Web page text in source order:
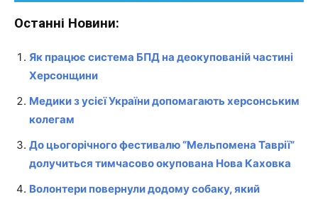
Останні Новини:
Як працює система БПД на деокупованій частині
Херсонщини
Медики з усієї України допомагають херсонським
колегам
До цьогорічного фестивалю “Мельпомена Таврії”
долучиться тимчасово окупована Нова Каховка
Волонтери повернули додому собаку, який